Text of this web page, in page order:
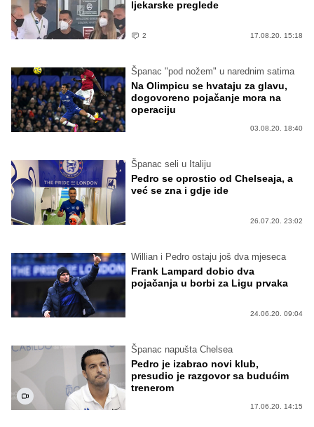
ljekarske preglede
2 17.08.20. 15:18
Španac "pod nožem" u narednim satima
Na Olimpicu se hvataju za glavu,
dogovoreno pojačanje mora na
operaciju
03.08.20. 18:40
Španac seli u Italiju
Pedro se oprostio od Chelseaja, a
već se zna i gdje ide
26.07.20. 23:02
Willian i Pedro ostaju još dva mjeseca
Frank Lampard dobio dva
pojačanja u borbi za Ligu prvaka
24.06.20. 09:04
Španac napušta Chelsea
Pedro je izabrao novi klub,
presudio je razgovor sa budućim
trenerom
17.06.20. 14:15